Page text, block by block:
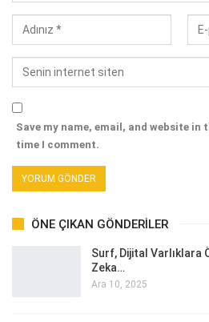
Save my name, email, and website
time I comment.
ÖNE ÇIKAN GÖNDERILER
Surf, Dijital Varlıklara
Zeka…
Ara 10, 2025